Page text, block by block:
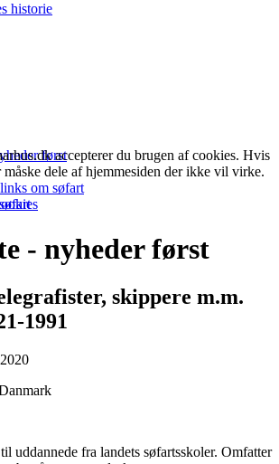
historie
først
om søfart
- nyheder først
skippere m.m.
1991
uddannede fra landets søfartsskoler. Omfatter
accepterer du brugen af cookies. Hvis
måske dele af hjemmesiden der ikke vil virke.